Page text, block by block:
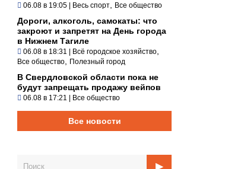
06.08 в 19:05 | Весь спорт Все общество
Дороги, алкоголь, самокаты: что
закроют и запретят на День города
в Нижнем Тагиле
06.08 в 18:31 | Всё городское хозяйство
Все общество Полезный город
В Свердловской области пока не
будут запрещать продажу вейпов
06.08 в 17:21 | Все общество
Все новости